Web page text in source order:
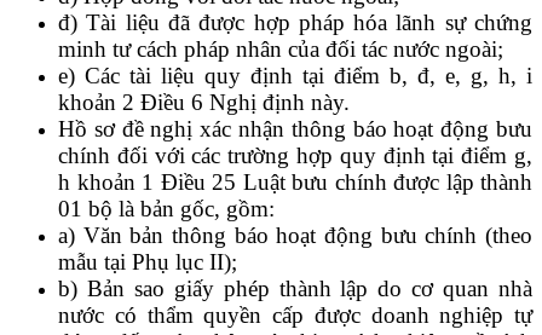
đ) Tài liệu đã được hợp pháp hóa lãnh sự chứng
minh tư cách pháp nhân của đối tác nước ngoài;
e) Các tài liệu quy định tại điểm b, đ, e, g, h, i
khoản 2 Điều 6 Nghị định này.
Hồ sơ đề nghị xác nhận thông báo hoạt động bưu
chính đối với các trường hợp quy định tại điểm g,
h khoản 1 Điều 25 Luật bưu chính được lập thành
01 bộ là bản gốc, gồm:
a) Văn bản thông báo hoạt động bưu chính (theo
mẫu tại Phụ lục II);
b) Bản sao giấy phép thành lập do cơ quan nhà
nước có thẩm quyền cấp được doanh nghiệp tự